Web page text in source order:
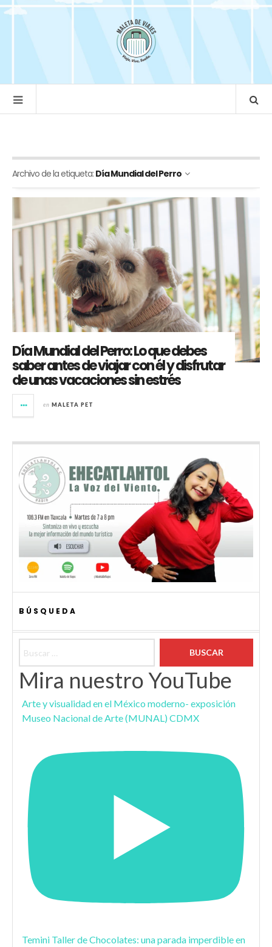
Archivo de la etiqueta: Día Mundial del Perro
Día Mundial del Perro: Lo que debes
saber antes de viajar con él y disfrutar
de unas vacaciones sin estrés
en MALETA PET
BÚSQUEDA
Mira nuestro YouTube
Arte y visualidad en el México moderno- exposición
Museo Nacional de Arte (MUNAL) CDMX
Temini Taller de Chocolates: una parada imperdible en